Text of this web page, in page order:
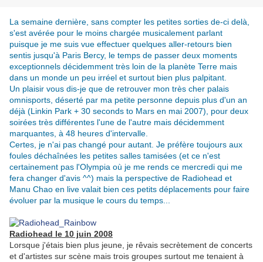
La semaine dernière, sans compter les petites sorties de-ci delà,
s'est avérée pour le moins chargée musicalement parlant
puisque je me suis vue effectuer quelques aller-retours bien
sentis jusqu'à Paris Bercy, le temps de passer deux moments
exceptionnels décidemment très loin de la planète Terre mais
dans un monde un peu irréel et surtout bien plus palpitant.
Un plaisir vous dis-je que de retrouver mon très cher palais
omnisports, déserté par ma petite personne depuis plus d'un an
déjà (Linkin Park + 30 seconds to Mars en mai 2007), pour deux
soirées très différentes l'une de l'autre mais décidemment
marquantes, à 48 heures d'intervalle.
Certes, je n'ai pas changé pour autant. Je préfère toujours aux
foules déchaînées les petites salles tamisées (et ce n'est
certainement pas l'Olympia où je me rends ce mercredi qui me
fera changer d'avis ^^) mais la perspective de Radiohead et
Manu Chao en live valait bien ces petits déplacements pour faire
évoluer par la musique le cours du temps...
Radiohead le 10 juin 2008
Lorsque j'étais bien plus jeune, je rêvais secrètement de concerts
et d'artistes sur scène mais trois groupes surtout me tenaient à